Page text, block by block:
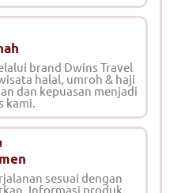
brand Dwins Travel
halal, umroh & haji
dan kepuasan menjadi
kami.
sesuai dengan
Informasi produk